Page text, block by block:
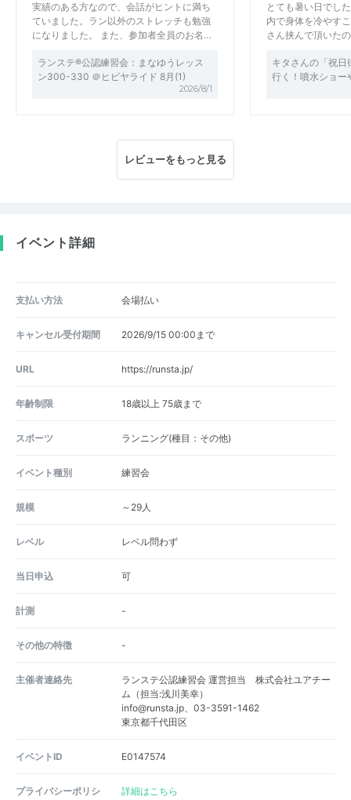
実績のある方なので、会話がヒントに満ち
ていました。ラン以外のストレッチも勉強
になりました。 また、参加者全員のお名…
ランステ®公認練習会：まなゆうレッス
ン300-330 ＠ヒビヤライド 8月(1)
2026/8/1
とても暑い日でし
内で身体を冷やす
さん挟んで頂いた
キタさんの「祝日
行く！噴水ショ
レビューをもっと見る
イベント詳細
支払い方法 会場払い
キャンセル受付期間 2026/9/15 00:00まで
URL https://runsta.jp/
年齢制限 18歳以上 75歳まで
スポーツ ランニング(種目：その他)
イベント種別 練習会
規模 ～29人
レベル レベル問わず
当日申込 可
計測 -
その他の特徴 -
主催者連絡先
ランステ公認練習会 運営担当 株式会社ユアチー
ム（担当:浅川美幸）
info@runsta.jp、03-3591-1462
東京都千代田区
イベントID E0147574
プライバシーポリシ
詳細はこちら